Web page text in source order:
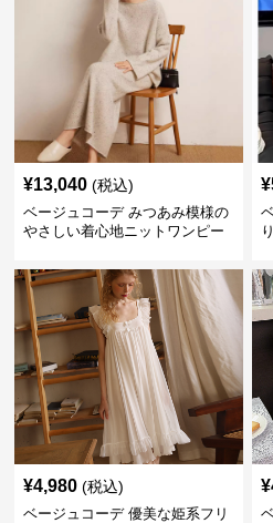
¥13,040 (税込)
ベージュコーデ みつあみ模様の
やさしい着心地ニットワンピー
¥
¥4,980 (税込)
ベージュコーデ 優美な姫系フリ
¥